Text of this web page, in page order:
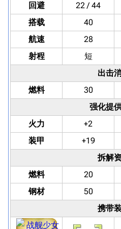
回避
22 / 44
搭载
40
航速
28
射程
短
出击
燃料
30
强化提
火力
+2
装甲
+19
拆解
燃料
20
钢材
50
携带